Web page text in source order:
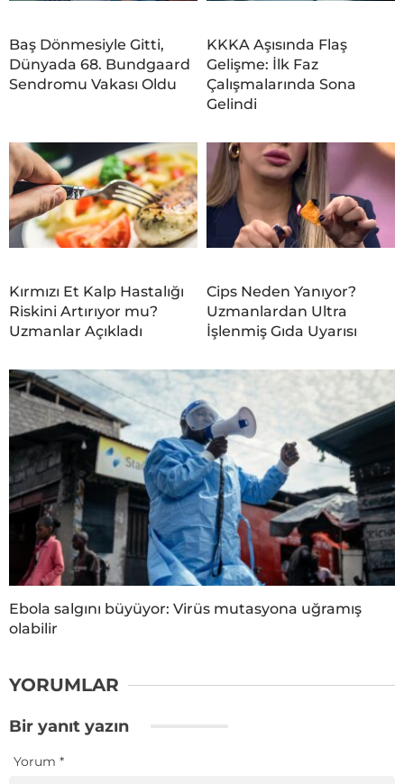
Baş Dönmesiyle Gitti,
Dünyada 68. Bundgaard
Sendromu Vakası Oldu
KKKA Aşısında Flaş
Gelişme: İlk Faz
Çalışmalarında Sona
Gelindi
Kırmızı Et Kalp Hastalığı
Riskini Artırıyor mu?
Uzmanlar Açıkladı
Cips Neden Yanıyor?
Uzmanlardan Ultra
İşlenmiş Gıda Uyarısı
Ebola salgını büyüyor: Virüs mutasyona uğramış
olabilir
YORUMLAR
Bir yanıt yazın
Yorum *